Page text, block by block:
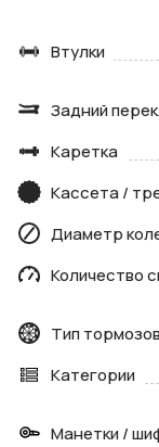
Втулки
Задний
Каретка
Кассета /
Диаметр
Количество
Тип тормозов
Категории
Манетки /